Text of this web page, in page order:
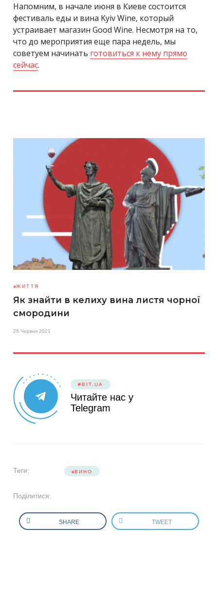
Напомним, в начале июня в Киеве состоится
фестиваль еды и вина Kyiv Wine, который
устраивает магазин Good Wine. Несмотря на то,
что до мероприятия еще пара недель, мы
советуем начинать готовиться к нему прямо
сейчас.
ЖИТТЯ
Як знайти в келиху вина листя чорної
смородини
26 Червня 2021
#BIT.UA
Читайте нас у
Telegram
Теги: ВИНО
Поділитися:
SHARE TWEET